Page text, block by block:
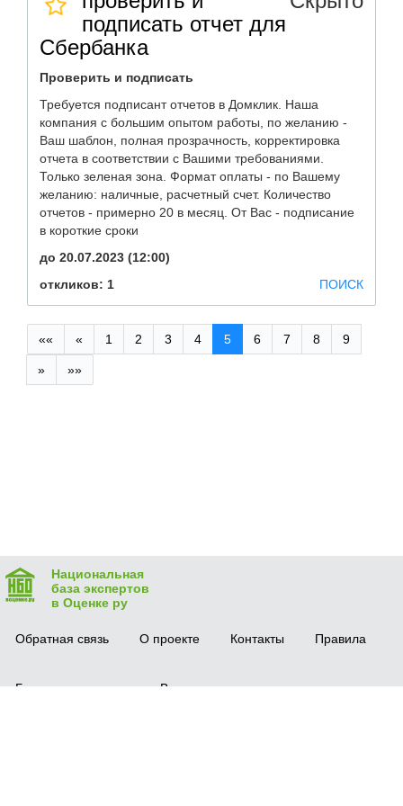
подписать отчет для
Сбербанка
Проверить и подписать
Требуется подписант отчетов в Домклик. Наша
компания с большим опытом работы, по желанию -
Ваш шаблон, полная прозрачность, корректировка
отчета в соответствии с Вашими требованиями.
Только зеленая зона. Формат оплаты - по Вашему
желанию: наличные, расчетный счет. Количество
отчетов - примерно 20 в месяц. От Вас - подписание
в короткие сроки
до 20.07.2023 (12:00)
откликов: 1
ПОИСК
«« « 1 2 3 4 5 6 7 8 9
» »»
Национальная
база экспертов
в Оценке ру
Обратная связь О проекте Контакты Правила
Безопасная сделка Вопрос-ответ